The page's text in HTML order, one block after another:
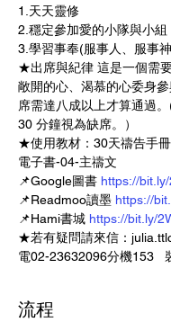
1.天天靈修
2.穩定參加愛的小隊與小組
3.學習事奉(服事人、服事
★出席與紀律 這是一個需要
敞開的心、渴慕的心委身
席需達八成以上才算通過
30 分鐘視為缺席。）
★使用教材：30天禱告手
電子書-04-主禱文
📌Google圖書 https://
📌Readmoo讀墨 https://
📌Hami書城 https://bit.ly/
★若有疑問請來信：
電02-23632096分機153
流程